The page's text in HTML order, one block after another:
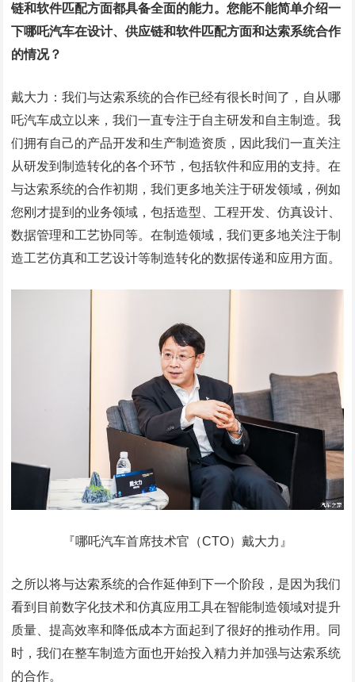
链和软件匹配方面都具备全面的能力。您能不能简单介绍一
下哪吒汽车在设计、供应链和软件匹配方面和达索系统合作
的情况？
戴大力：我们与达索系统的合作已经有很长时间了，自从哪
吒汽车成立以来，我们一直专注于自主研发和自主制造。我
们拥有自己的产品开发和生产制造资质，因此我们一直关注
从研发到制造转化的各个环节，包括软件和应用的支持。在
与达索系统的合作初期，我们更多地关注于研发领域，例如
您刚才提到的业务领域，包括造型、工程开发、仿真设计、
数据管理和工艺协同等。在制造领域，我们更多地关注于制
造工艺仿真和工艺设计等制造转化的数据传递和应用方面。
『哪吒汽车首席技术官（CTO）戴大力』
之所以将与达索系统的合作延伸到下一个阶段，是因为我们
看到目前数字化技术和仿真应用工具在智能制造领域对提升
质量、提高效率和降低成本方面起到了很好的推动作用。同
时，我们在整车制造方面也开始投入精力并加强与达索系统
的合作。